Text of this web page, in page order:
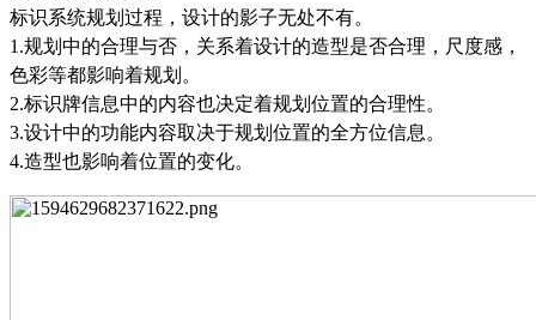
标识系统规划过程，设计的影子无处不有。
1.规划中的合理与否，关系着设计的造型是否合理，尺度感，
色彩等都影响着规划。
2.标识牌信息中的内容也决定着规划位置的合理性。
3.设计中的功能内容取决于规划位置的全方位信息。
4.造型也影响着位置的变化。